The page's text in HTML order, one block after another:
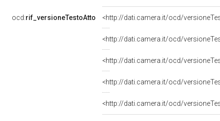
ocd:rif_versioneTestoAtto <http://dati.camera.it/ocd/
<http://dati.camera.it/ocd/
<http://dati.camera.it/ocd/
<http://dati.camera.it/ocd/
<http://dati.camera.it/ocd/